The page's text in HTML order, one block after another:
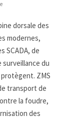
dorsale des
modernes,
SCADA, de
du
ZMS
transport de
la foudre,
des